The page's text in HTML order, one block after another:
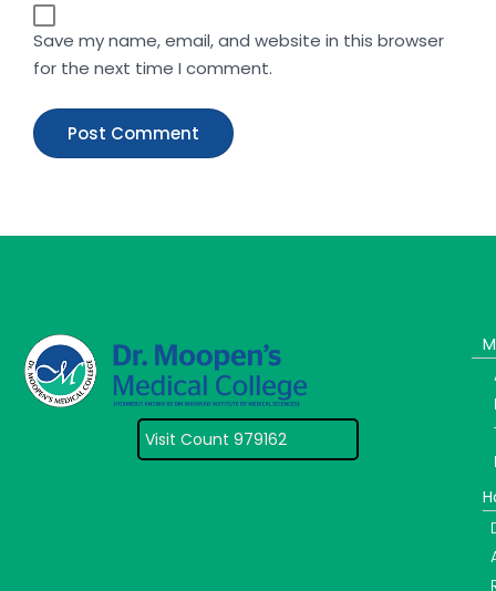
Save my name, email, and website in this browser
for the next time I comment.
Visit Count 979162